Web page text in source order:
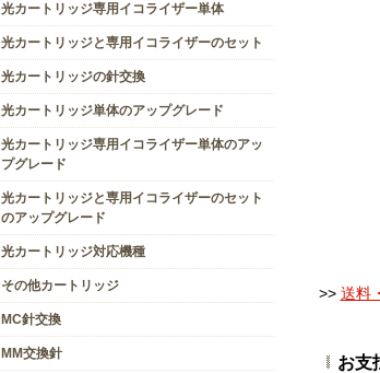
光カートリッジ専用イコライザー単体
光カートリッジと専用イコライザーのセット
光カートリッジの針交換
光カートリッジ単体のアップグレード
光カートリッジ専用イコライザー単体のアッ
プグレード
光カートリッジと専用イコライザーのセット
のアップグレード
光カートリッジ対応機種
その他カートリッジ
MC針交換
MM交換針
>> 送料
お支